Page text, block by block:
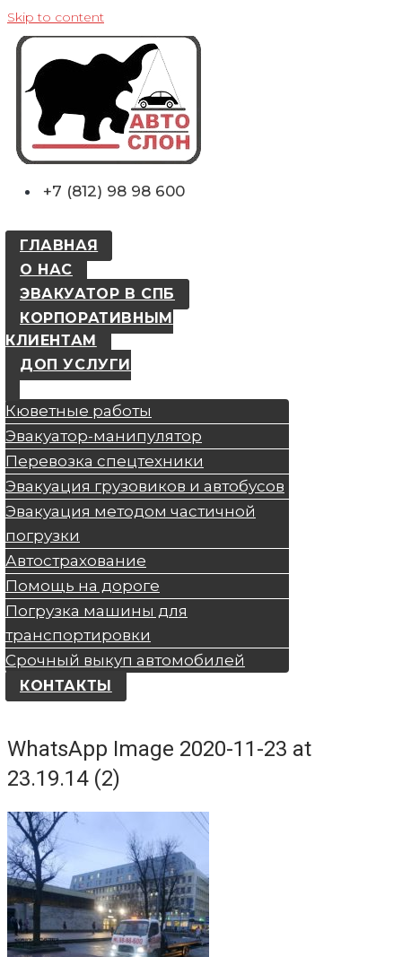
Skip to content
+7 (812) 98 98 600
ГЛАВНАЯ
О НАС
ЭВАКУАТОР В СПБ
КОРПОРАТИВНЫМ
КЛИЕНТАМ
ДОП УСЛУГИ
Кюветные работы
Эвакуатор-манипулятор
Перевозка спецтехники
Эвакуация грузовиков и автобусов
Эвакуация методом частичной
погрузки
Автострахование
Помощь на дороге
Погрузка машины для
транспортировки
Срочный выкуп автомобилей
КОНТАКТЫ
WhatsApp Image 2020-11-23 at
23.19.14 (2)